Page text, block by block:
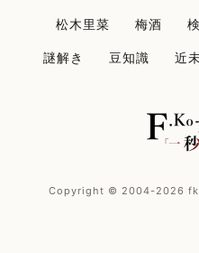
松木里菜
梅酒
謎解き
豆知識 近
Copyright © 2004-2026